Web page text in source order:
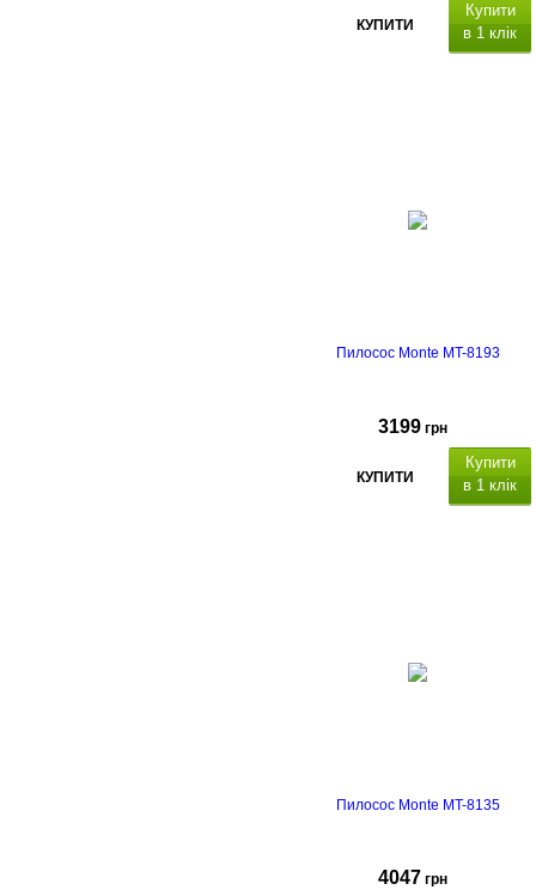
КУПИТИ
Купити
в 1 клік
Пилосос Monte MT-8193
3199 грн
КУПИТИ
Купити
в 1 клік
Пилосос Monte MT-8135
4047 грн